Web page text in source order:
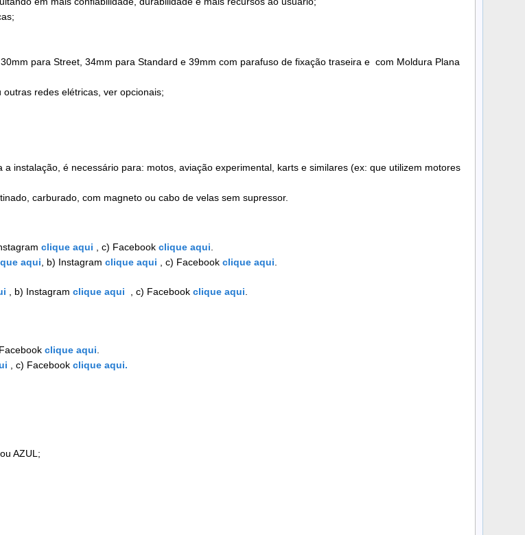
para Street, 34mm para Standard e 39mm com parafuso de fixação traseira e com Moldura Plana
redes elétricas, ver opcionais;
instalação, é necessário para: motos, aviação experimental, karts e similares (ex: que utilizem motores
carburado, com magneto ou cabo de velas sem supressor.
clique aqui , c) Facebook clique aqui
aqui , b) Instagram clique aqui , c) Facebook clique aqui
, b) Instagram clique aqui , c) Facebook clique aqui
clique aqui.
, c) Facebook clique aqui.
AZUL;